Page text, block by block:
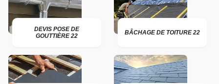
DEVIS POSE DE
GOUTTIÈRE 22
BÂCHAGE DE TOITURE 22